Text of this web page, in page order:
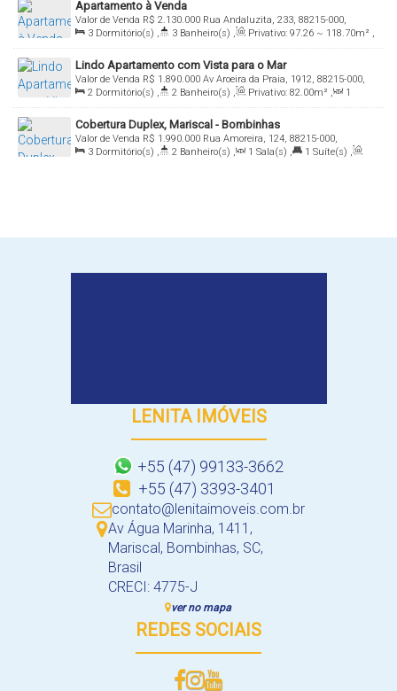
Apartamento à Venda
R$ 2.130.000
Valor de Venda
Rua Andaluzita, 233, 88215-000,
Mariscal, Bombinhas, Santa Catarina, Brasil
3 Dormitório(s) , 3 Banheiro(s) , Privativo: 97.26 ~ 118.70m² ,
1 Sala(s) , 2 Suíte(s) , 2 Vaga(s)
Lindo Apartamento com Vista para o Mar
R$ 1.890.000
Valor de Venda
Av Aroeira da Praia, 1912, 88215-000,
Mariscal, Bombinhas, Santa Catarina, Brasil
2 Dormitório(s) , 2 Banheiro(s) , Privativo: 82.00m² ,
1
Sala(s) , 1 Suíte(s) , 2 Vaga(s) , 30mDistância do Mar
Cobertura Duplex, Mariscal - Bombinhas
R$ 1.990.000
Valor de Venda
Rua Amoreira, 124, 88215-000,
Mariscal, Bombinhas, Santa Catarina, Brasil
3 Dormitório(s) , 2 Banheiro(s) , 1 Sala(s) , 1 Suíte(s) ,
LENITA IMÓVEIS
+55 (47) 99133-3662
+55 (47) 3393-3401
contato@lenitaimoveis.com.br
Av Água Marinha, 1411 ,
Mariscal, Bombinhas, SC,
Brasil
CRECI: 4775-J
ver no mapa
REDES SOCIAIS